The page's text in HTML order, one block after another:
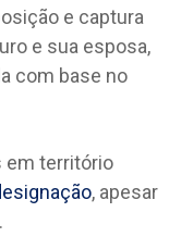
e captura
e sua esposa,
com base no
em território
, apesar